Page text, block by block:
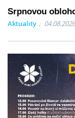
Srpnovou
Aktuality 04.08.2026